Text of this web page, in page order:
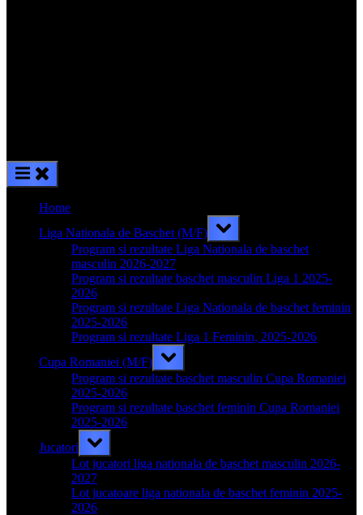
Home
Liga Nationala de Baschet (M/F)
Toggle
sub-
menu
Program si rezultate Liga Nationala de baschet
masculin 2026-2027
Program si rezultate baschet masculin Liga 1 2025-
2026
Program si rezultate Liga Nationala de baschet feminin
2025-2026
Program si rezultate Liga 1 Feminin, 2025-2026
Cupa Romaniei (M/F)
Toggle
sub-
menu
Program si rezultate baschet masculin Cupa Romaniei
2025-2026
Program si rezultate baschet feminin Cupa Romaniei
2025-2026
Jucatori
Toggle
sub-
menu
Lot jucatori liga nationala de baschet masculin 2026-
2027
Lot jucatoare liga nationala de baschet feminin 2025-
2026